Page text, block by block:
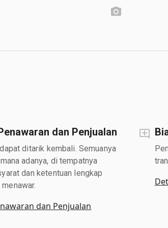
dan Penjualan
ditarik kembali. Semuanya
adanya, di tempatnya
dan ketentuan lengkap
dan Penjualan